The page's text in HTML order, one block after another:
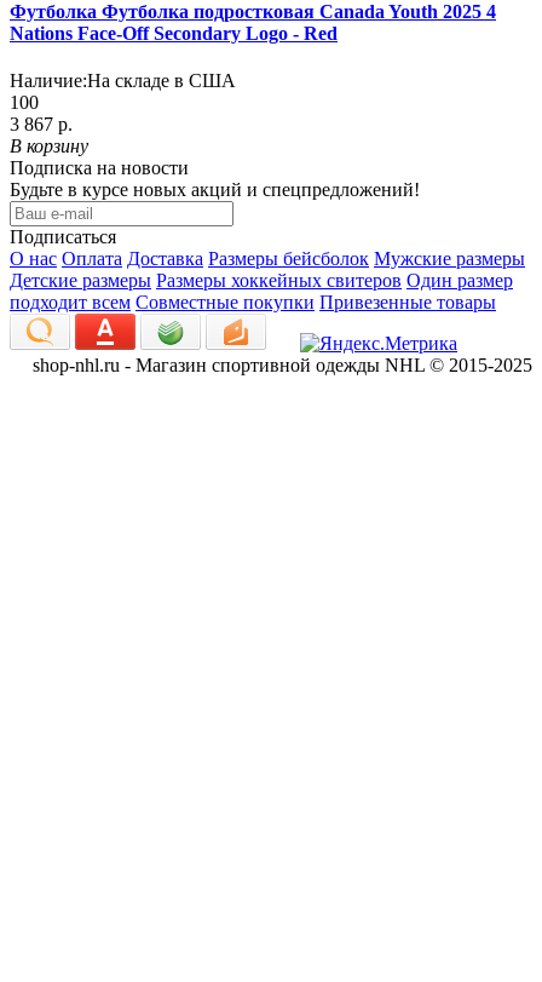
Футболка Футболка подростковая Canada Youth 2025 4
Nations Face-Off Secondary Logo - Red
Наличие:На складе в США
100
3 867 р.
В корзину
Подписка на новости
Будьте в курсе новых акций и спецпредложений!
Подписаться
О нас Оплата Доставка Размеры бейсболок Мужские размеры
Детские размеры Размеры хоккейных свитеров Один размер
подходит всем Совместные покупки Привезенные товары
shop-nhl.ru - Магазин спортивной одежды NHL © 2015-2025